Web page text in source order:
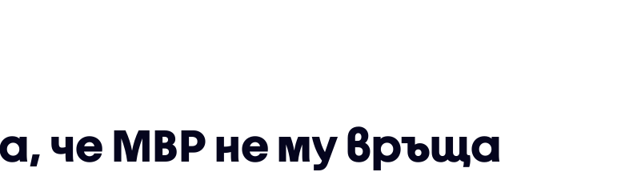
че МВР не му връща